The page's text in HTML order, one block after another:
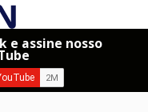
e assine nosso